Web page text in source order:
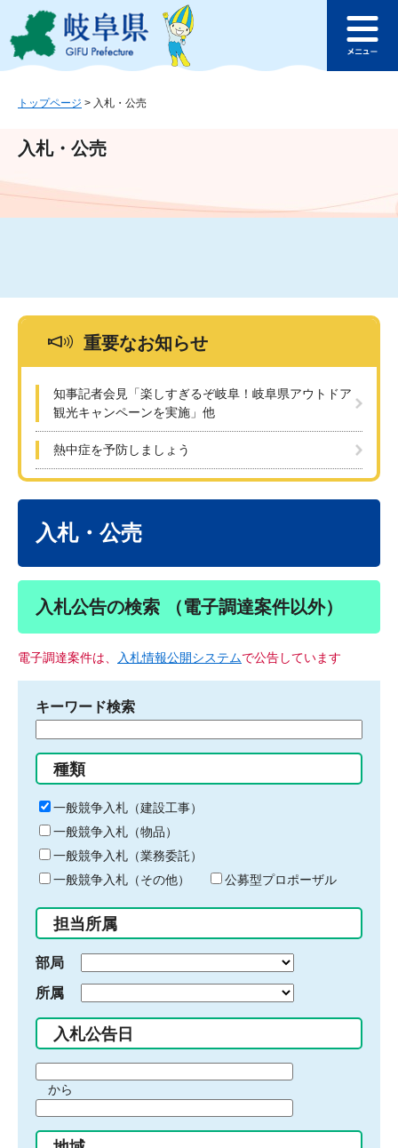
ジ
ュ
文
このページの本文へ
ュ
トップページ > 入札・公売
入札・公売
重要なお知らせ
知事記者会見「楽しすぎるぞ岐阜！岐阜県アウトドア
観光キャンペーンを実施」他
熱中症を予防しましょう
入札・公売
入札公告の検索 （電子調達案件以外）
電子調達案件は、 入札情報公開システムで公告しています
キーワード検索
る
キ
ー
ワ
ー
ド
入
力
種類
一般競争入札（建設工事）
一般競争入札（物品）
一般競争入札（業務委託）
一般競争入札（その他）
公募型プロポーザル
担当所属
部局
所属
入札公告日
間
始
から
間